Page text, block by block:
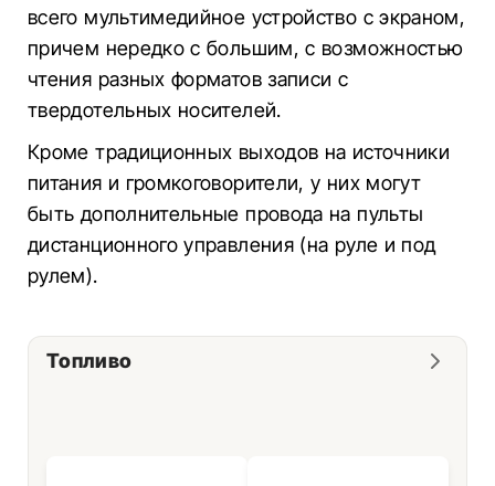
всего мультимедийное устройство с экраном,
причем нередко с большим, с возможностью
чтения разных форматов записи с
твердотельных носителей.
Кроме традиционных выходов на источники
питания и громкоговорители, у них могут
быть дополнительные провода на пульты
дистанционного управления (на руле и под
рулем).
Топливо